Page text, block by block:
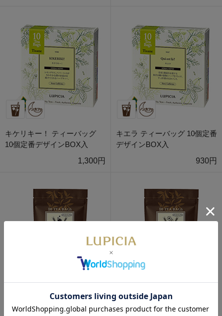
キケリキー！ ティーバッグ
10個定番デザインBOX入
1,300円
キエラ ティーバッグ 10個定番
デザインBOX入
930円
オルヅォ モカ ティーバッグ
10個パック入
オルヅォ クッキー ティーバッ
グ 10個パック入